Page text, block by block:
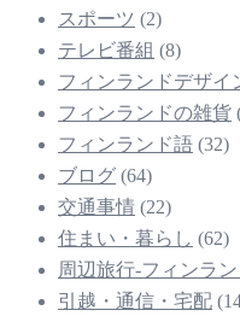
スポーツ (2)
テレビ番組 (8)
フィンランドデザイ
フィンランドの雑貨
フィンランド語 (32)
ブログ (64)
交通事情 (22)
住まい・暮らし (62)
周辺旅行-フィンラ
引越・通信・宅配